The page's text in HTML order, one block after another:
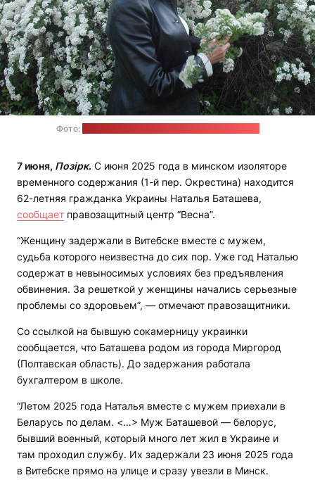
Фото:
7 июня, Позірк. С июня 2025 года в минском изоляторе
временного содержания (1-й пер. Окрестина) находится
62-летняя гражданка Украины Наталья Баташева,
сообщает правозащитный центр “Весна”.
“Женщину задержали в Витебске вместе с мужем,
судьба которого неизвестна до сих пор. Уже год Наталью
содержат в невыносимых условиях без предъявления
обвинения. За решеткой у женщины начались серьезные
проблемы со здоровьем”, — отмечают правозащитники.
Со ссылкой на бывшую сокамерницу украинки
сообщается, что Баташева родом из города Миргород
(Полтавская область). До задержания работала
бухгалтером в школе.
“Летом 2025 года Наталья вместе с мужем приехали в
Беларусь по делам. <…> Муж Баташевой — белорус,
бывший военный, который много лет жил в Украине и
там проходил службу. Их задержали 23 июня 2025 года
в Витебске прямо на улице и сразу увезли в Минск.